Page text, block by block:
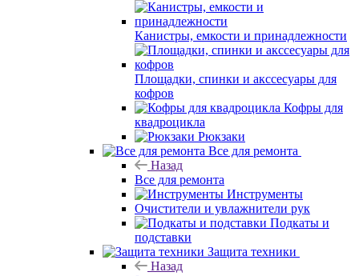
Канистры, емкости и принадлежности
Площадки, спинки и акссесуары для
кофров
Кофры для
квадроцикла
Рюкзаки
Все для ремонта
Назад
Все для ремонта
Инструменты
Очистители и увлажнители рук
Подкаты и
подставки
Защита техники
Назад